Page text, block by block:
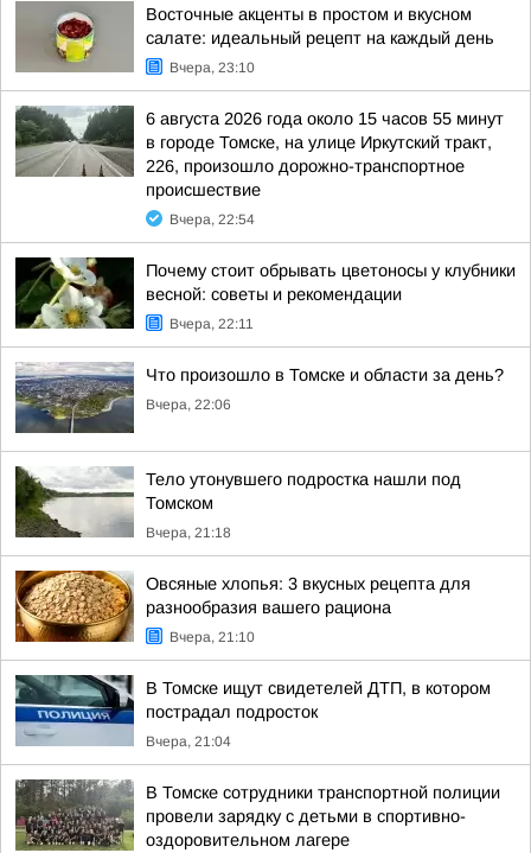
Восточные акценты в простом и вкусном
салате: идеальный рецепт на каждый день
Вчера, 23:10
6 августа 2026 года около 15 часов 55 минут
в городе Томске, на улице Иркутский тракт,
226, произошло дорожно-транспортное
происшествие
Вчера, 22:54
Почему стоит обрывать цветоносы у клубники
весной: советы и рекомендации
Вчера, 22:11
Что произошло в Томске и области за день?
Вчера, 22:06
Тело утонувшего подростка нашли под
Томском
Вчера, 21:18
Овсяные хлопья: 3 вкусных рецепта для
разнообразия вашего рациона
Вчера, 21:10
В Томске ищут свидетелей ДТП, в котором
пострадал подросток
Вчера, 21:04
В Томске сотрудники транспортной полиции
провели зарядку с детьми в спортивно-
оздоровительном лагере